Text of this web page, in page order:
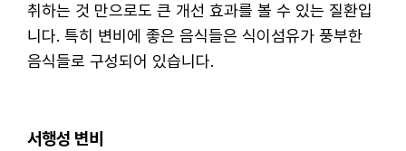
취하는 것 만으로도 큰 개선 효과를 볼 수 있는 질환입
니다. 특히 변비에 좋은 음식들은 식이섬유가 풍부한
음식들로 구성되어 있습니다.
서행성 변비